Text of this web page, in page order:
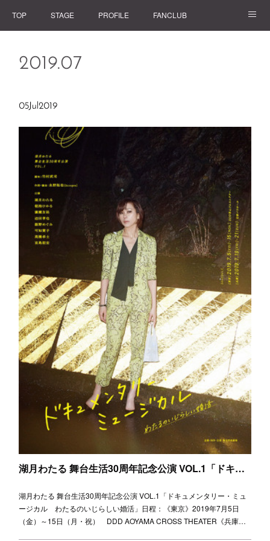
TOP STAGE PROFILE FANCLUB
2019.07
05Jul 2019
湖月わたる 舞台生活30周年記念公演 VOL.1「ドキュメンタリー・ミュージカル わたるのいじらしい婚活」
湖月わたる 舞台生活30周年記念公演 VOL.1「ドキュメンタリー・ミュ
ージカル わたるのいじらしい婚活」日程：《東京》2019年7月5日
（金）～15日（月・祝） DDD AOYAMA CROSS THEATER《兵庫…